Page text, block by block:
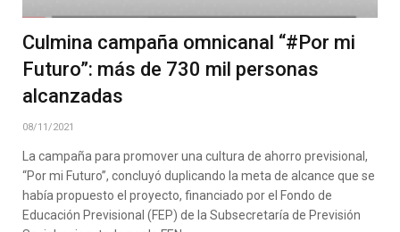
Culmina campaña omnicanal “#Por mi
Futuro”: más de 730 mil personas
alcanzadas
08/11/2021
La campaña para promover una cultura de ahorro previsional,
“Por mi Futuro”, concluyó duplicando la meta de alcance que se
había propuesto el proyecto, financiado por el Fondo de
Educación Previsional (FEP) de la Subsecretaría de Previsión